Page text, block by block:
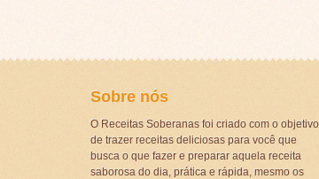
Sobre nós
O Receitas Soberanas foi criado com o objetivo
de trazer receitas deliciosas para você que
busca o que fazer e preparar aquela receita
saborosa do dia, prática e rápida, mesmo os